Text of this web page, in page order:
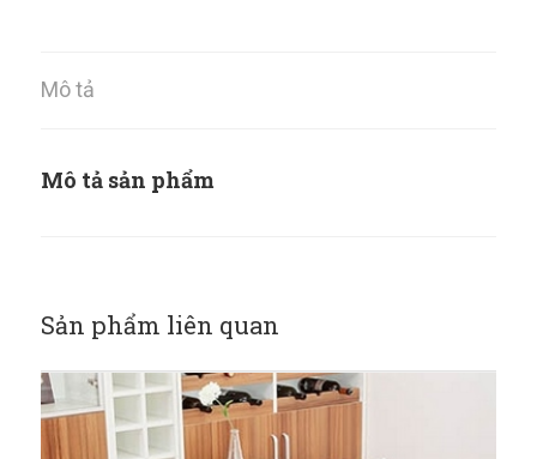
Mô tả
Mô tả sản phẩm
Sản phẩm liên quan